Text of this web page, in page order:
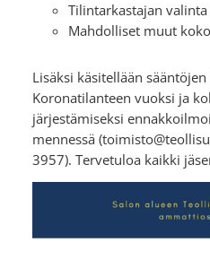
Tilintarkastajan valinta
Mahdolliset muut
Lisäksi käsitellään
Koronatilanteen vuoksi ja
järjestämiseksi
mennessä
3957). Tervetuloa kaikki